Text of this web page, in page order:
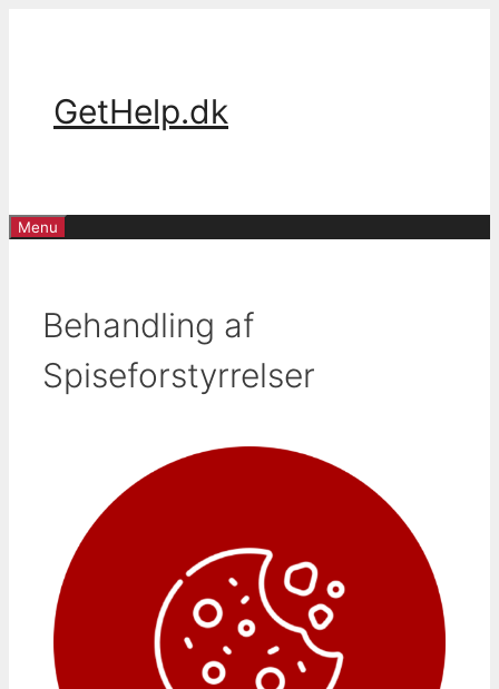
GetHelp.dk
Menu
Behandling af
Spiseforstyrrelser